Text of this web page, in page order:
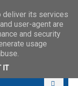
deliver its services
user-agent are
and security
usage
IT